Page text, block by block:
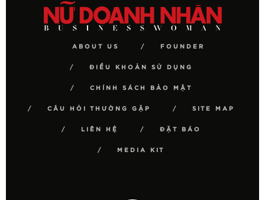
ABOUT US FOUNDER
ĐIỀU KHOẢN SỬ DỤNG
CHÍNH SÁCH BẢO MẬT
CÂU HỎI THƯỜNG GẶP SITE MAP
LIÊN HỆ ĐẶT BÁO
MEDIA KIT